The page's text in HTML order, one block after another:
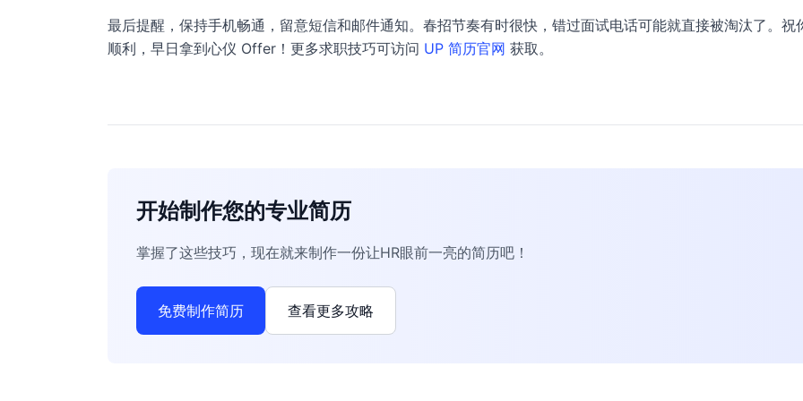
最后提醒，保持手机畅通，留意短信和邮件通知。春招节奏有时很快，错过面试电话可能就直接被淘汰了。祝
顺利，早日拿到心仪 Offer！更多求职技巧可访问 UP 简历官网 获取。
开始制作您的专业简历
掌握了这些技巧，现在就来制作一份让HR眼前一亮的简历吧！
免费制作简历 查看更多攻略